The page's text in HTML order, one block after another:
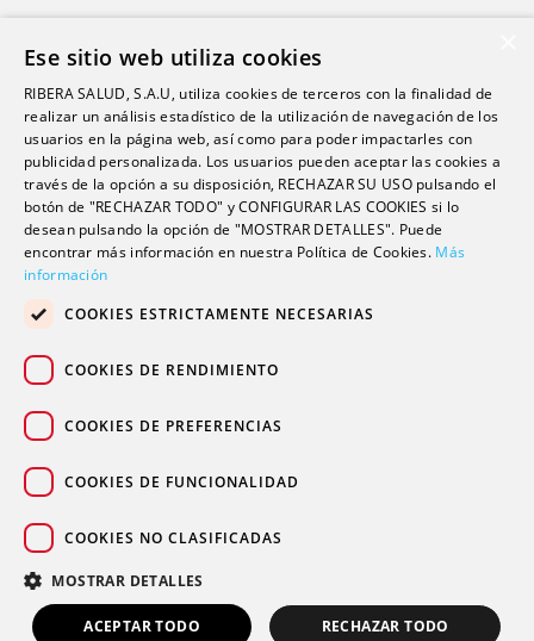
Investigación
Formación
Escuela universitaria
Trabaja con nosotros
Contacto
Podcast
© 2026 Grupo sanitario Ribera
Ese sitio web utiliza cookies
RIBERA SALUD, S.A.U, utiliza cookies de terceros con la finalidad de
realizar un análisis estadístico de la utilización de navegación de los
usuarios en la página web, así como para poder impactarles con
publicidad personalizada. Los usuarios pueden aceptar las cookies a
través de la opción a su disposición, RECHAZAR SU USO pulsando el
botón de "RECHAZAR TODO" y CONFIGURAR LAS COOKIES si lo
desean pulsando la opción de "MOSTRAR DETALLES". Puede
encontrar más información en nuestra Política de Cookies. Más
información
COOKIES ESTRICTAMENTE NECESARIAS
COOKIES DE RENDIMIENTO
COOKIES DE PREFERENCIAS
COOKIES DE FUNCIONALIDAD
COOKIES NO CLASIFICADAS
MOSTRAR DETALLES
ACEPTAR TODO RECHAZAR TODO